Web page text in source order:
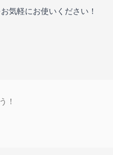
お気軽にお使いください！
！